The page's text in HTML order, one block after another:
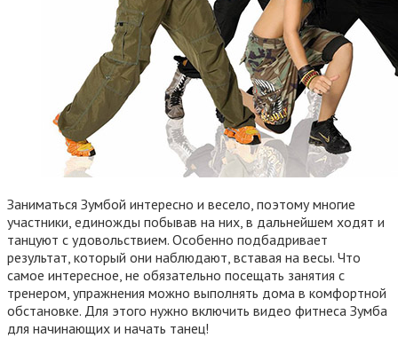
Заниматься Зумбой интересно и весело, поэтому многие
участники, единожды побывав на них, в дальнейшем ходят и
танцуют с удовольствием. Особенно подбадривает
результат, который они наблюдают, вставая на весы. Что
самое интересное, не обязательно посещать занятия с
тренером, упражнения можно выполнять дома в комфортной
обстановке. Для этого нужно включить видео фитнеса Зумба
для начинающих и начать танец!